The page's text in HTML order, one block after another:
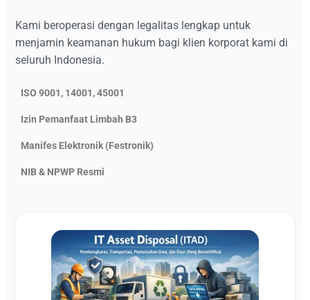
Kami beroperasi dengan legalitas lengkap untuk
menjamin keamanan hukum bagi klien korporat kami di
seluruh Indonesia.
ISO 9001, 14001, 45001
Izin Pemanfaat Limbah B3
Manifes Elektronik (Festronik)
NIB & NPWP Resmi